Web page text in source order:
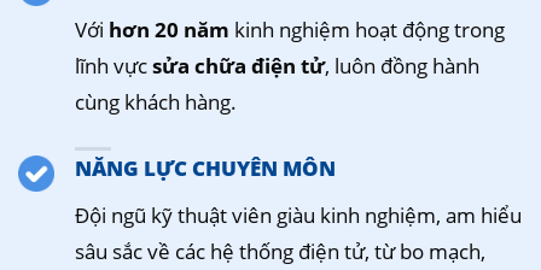
Với hơn 20 năm kinh nghiệm hoạt động trong
lĩnh vựcsửa chữa điện tử, luôn đồng hành
cùng khách hàng.
NĂNG LỰC CHUYÊN MÔN
Đội ngũ kỹ thuật viên giàu kinh nghiệm, am hiểu
sâu sắc về các hệ thống điện tử, từ bo mạch,